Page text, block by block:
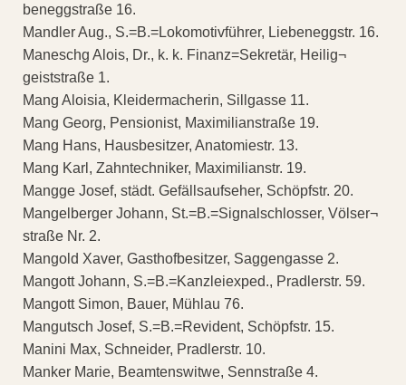
beneggstraße 16.
Mandler Aug., S.=B.=Lokomotivführer, Liebeneggstr. 16.
Maneschg Alois, Dr., k. k. Finanz=Sekretär, Heilig¬
geiststraße 1.
Mang Aloisia, Kleidermacherin, Sillgasse 11.
Mang Georg, Pensionist, Maximilianstraße 19.
Mang Hans, Hausbesitzer, Anatomiestr. 13.
Mang Karl, Zahntechniker, Maximilianstr. 19.
Mangge Josef, städt. Gefällsaufseher, Schöpfstr. 20.
Mangelberger Johann, St.=B.=Signalschlosser, Völser¬
straße Nr. 2.
Mangold Xaver, Gasthofbesitzer, Saggengasse 2.
Mangott Johann, S.=B.=Kanzleiexped., Pradlerstr. 59.
Mangott Simon, Bauer, Mühlau 76.
Mangutsch Josef, S.=B.=Revident, Schöpfstr. 15.
Manini Max, Schneider, Pradlerstr. 10.
Manker Marie, Beamtenswitwe, Sennstraße 4.